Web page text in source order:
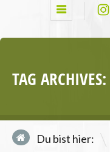
TAG ARCHIVES:
Du bist hier: